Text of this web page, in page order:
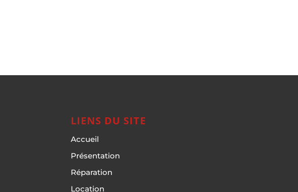
LIENS DU SITE
Accueil
Présentation
Réparation
Location